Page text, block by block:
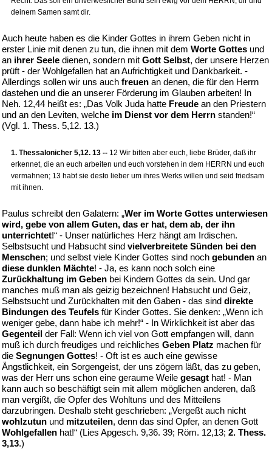
deinem Samen samt dir.
Auch heute haben es die Kinder Gottes in ihrem Geben nicht in
erster Linie mit denen zu tun, die ihnen mit dem Worte Gottes und
an ihrer Seele dienen, sondern mit Gott Selbst, der unsere Herzen
prüft - der Wohlgefallen hat an Aufrichtigkeit und Dankbarkeit. -
Allerdings sollen wir uns auch freuen an denen, die für den Herrn
dastehen und die an unserer Förderung im Glauben arbeiten! In
Neh. 12,44 heißt es: „Das Volk Juda hatte Freude an den Priestern
und an den Leviten, welche im Dienst vor dem Herrn standen!“
(Vgl. 1. Thess. 5,12. 13.)
1. Thessalonicher 5,12. 13 -- 12 Wir bitten aber euch, liebe Brüder, daß ihr
erkennet, die an euch arbeiten und euch vorstehen in dem HERRN und euch
vermahnen; 13 habt sie desto lieber um ihres Werks willen und seid friedsam
mit ihnen.
Paulus schreibt den Galatern: „Wer im Worte Gottes unterwiesen
wird, gebe von allem Guten, das er hat, dem ab, der ihn
unterrichtet!“ - Unser natürliches Herz hängt am Irdischen.
Selbstsucht und Habsucht sind vielverbreitete Sünden bei den
Menschen; und selbst viele Kinder Gottes sind noch gebunden an
diese dunklen Mächte! - Ja, es kann noch solch eine
Zurückhaltung im Geben bei Kindern Gottes da sein. Und gar
manches muß man als geizig bezeichnen! Habsucht und Geiz,
Selbstsucht und Zurückhalten mit den Gaben - das sind direkte
Bindungen des Teufels für Kinder Gottes. Sie denken: „Wenn ich
weniger gebe, dann habe ich mehr!“ - In Wirklichkeit ist aber das
Gegenteil der Fall: Wenn ich viel von Gott empfangen will, dann
muß ich durch freudiges und reichliches Geben Platz machen für
die Segnungen Gottes! - Oft ist es auch eine gewisse
Ängstlichkeit, ein Sorgengeist, der uns zögern läßt, das zu geben,
was der Herr uns schon eine geraume Weile gesagt hat! - Man
kann auch so beschäftigt sein mit allem möglichen anderen, daß
man vergißt, die Opfer des Wohltuns und des Mitteilens
darzubringen. Deshalb steht geschrieben: „Vergeßt auch nicht
wohlzutun und mitzuteilen, denn das sind Opfer, an denen Gott
Wohlgefallen hat!“ (Lies Apgesch. 9,36. 39; Röm. 12,13; 2. Thess.
3,13.)